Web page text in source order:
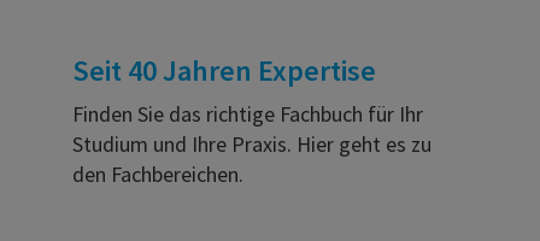
Seit 40 Jahren Expertise
Finden Sie das richtige Fachbuch für Ihr
Studium und Ihre Praxis. Hier geht es zu
den Fachbereichen.